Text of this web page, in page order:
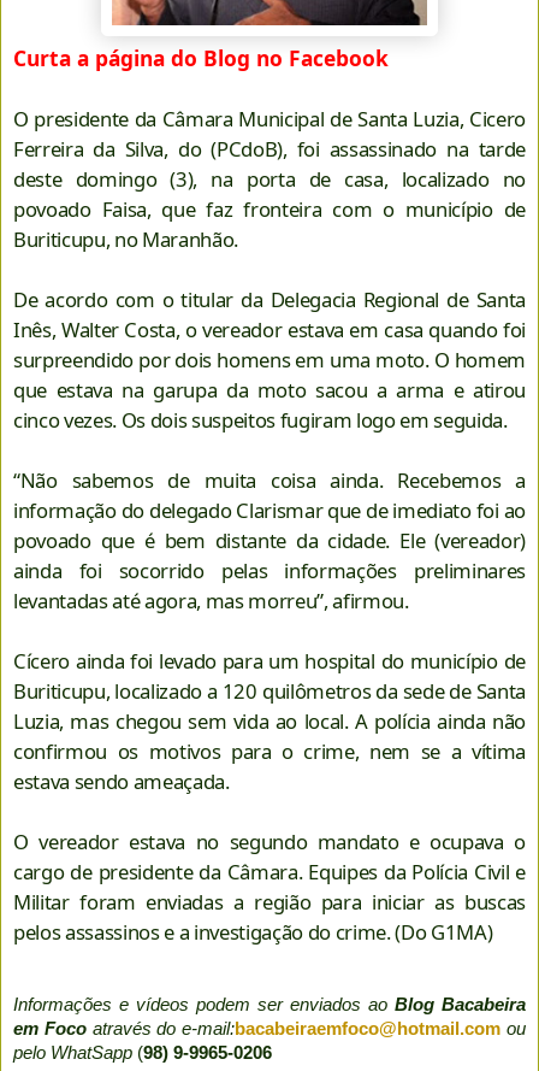
Curta a página do Blog no Facebook
O presidente da Câmara Municipal de Santa Luzia, Cicero
Ferreira da Silva, do (PCdoB), foi assassinado na tarde
deste domingo (3), na porta de casa, localizado no
povoado Faisa, que faz fronteira com o município de
Buriticupu, no Maranhão.
De acordo com o titular da Delegacia Regional de Santa
Inês, Walter Costa, o vereador estava em casa quando foi
surpreendido por dois homens em uma moto. O homem
que estava na garupa da moto sacou a arma e atirou
cinco vezes. Os dois suspeitos fugiram logo em seguida.
“Não sabemos de muita coisa ainda. Recebemos a
informação do delegado Clarismar que de imediato foi ao
povoado que é bem distante da cidade. Ele (vereador)
ainda foi socorrido pelas informações preliminares
levantadas até agora, mas morreu”, afirmou.
Cícero ainda foi levado para um hospital do município de
Buriticupu, localizado a 120 quilômetros da sede de Santa
Luzia, mas chegou sem vida ao local. A polícia ainda não
confirmou os motivos para o crime, nem se a vítima
estava sendo ameaçada.
O vereador estava no segundo mandato e ocupava o
cargo de presidente da Câmara. Equipes da Polícia Civil e
Militar foram enviadas a região para iniciar as buscas
pelos assassinos e a investigação do crime. (Do G1MA)
Informações e vídeos podem ser enviados ao Blog Bacabeira
em Focoatravés do e-mail:bacabeiraemfoco@hotmail.com ou
pelo WhatSapp (98) 9-9965-0206